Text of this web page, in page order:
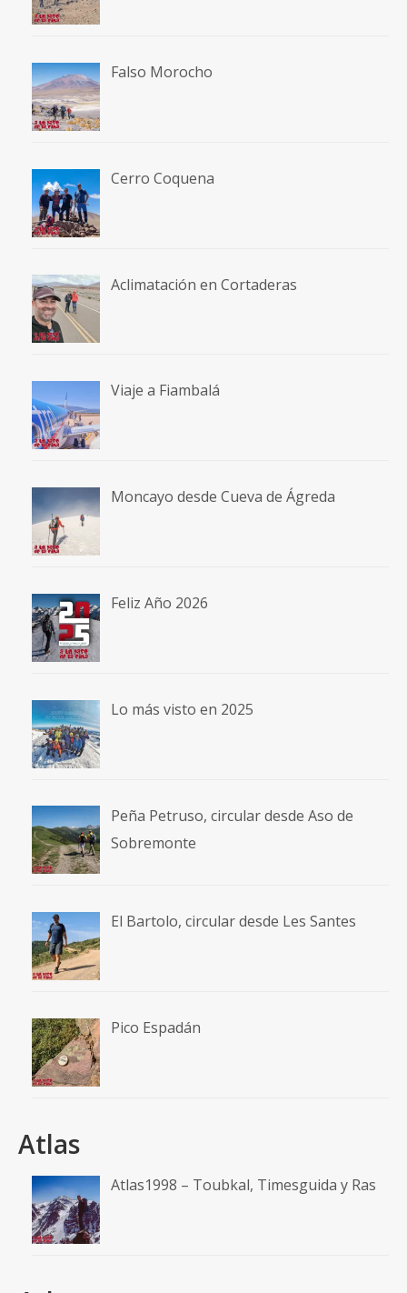
Falso Morocho
Cerro Coquena
Aclimatación en Cortaderas
Viaje a Fiambalá
Moncayo desde Cueva de Ágreda
Feliz Año 2026
Lo más visto en 2025
Peña Petruso, circular desde Aso de
Sobremonte
El Bartolo, circular desde Les Santes
Pico Espadán
Atlas
Atlas1998 – Toubkal, Timesguida y Ras